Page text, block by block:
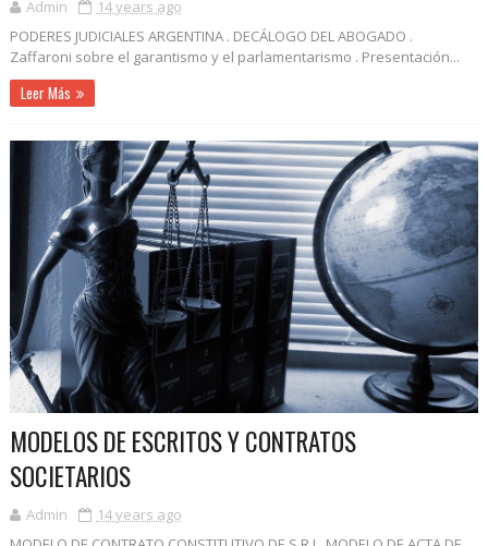
Admin
14 years ago
PODERES JUDICIALES ARGENTINA . DECÁLOGO DEL ABOGADO .
Zaffaroni sobre el garantismo y el parlamentarismo . Presentación...
Leer Más
MODELOS DE ESCRITOS Y CONTRATOS
SOCIETARIOS
Admin
14 years ago